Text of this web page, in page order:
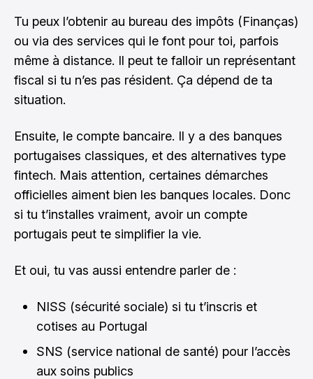
Tu peux l’obtenir au bureau des impôts (Finanças)
ou via des services qui le font pour toi, parfois
même à distance. Il peut te falloir un représentant
fiscal si tu n’es pas résident. Ça dépend de ta
situation.
Ensuite, le compte bancaire. Il y a des banques
portugaises classiques, et des alternatives type
fintech. Mais attention, certaines démarches
officielles aiment bien les banques locales. Donc
si tu t’installes vraiment, avoir un compte
portugais peut te simplifier la vie.
Et oui, tu vas aussi entendre parler de :
NISS (sécurité sociale) si tu t’inscris et
cotises au Portugal
SNS (service national de santé) pour l’accès
aux soins publics